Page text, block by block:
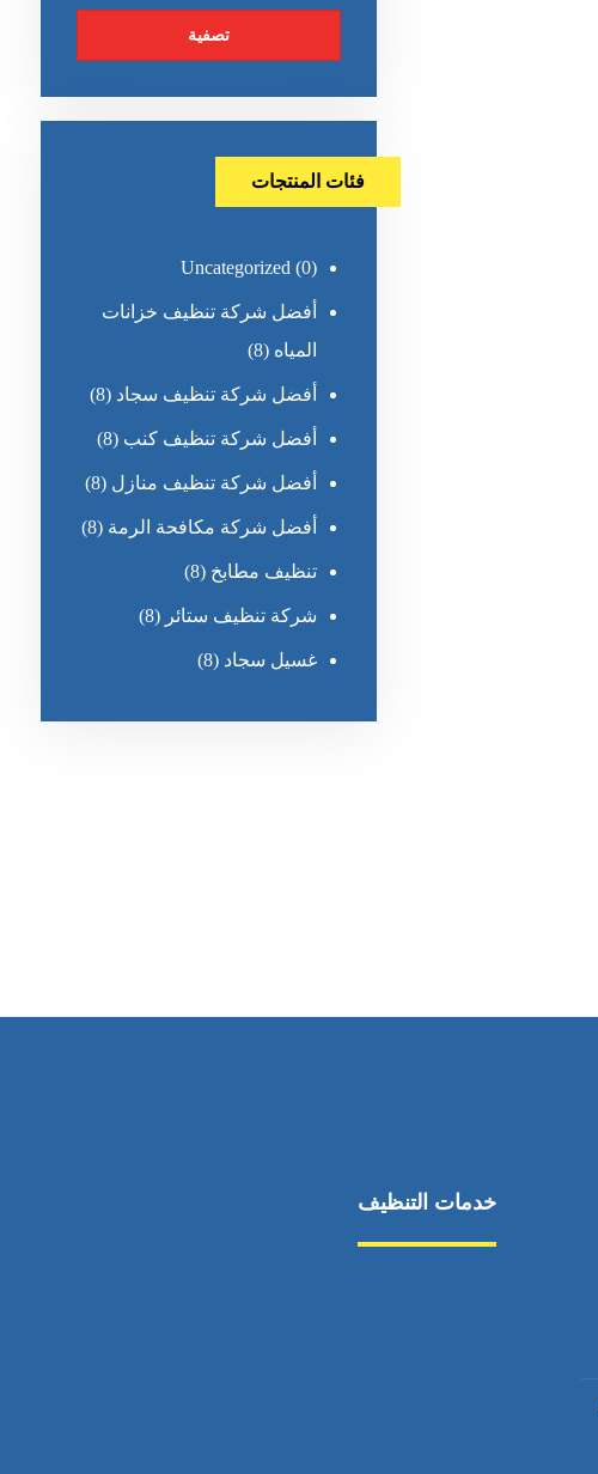
تصفية
فئات المنتجات
Uncategorized (0)
أفضل شركة تنظيف خزانات
المياه (8)
أفضل شركة تنظيف سجاد (8)
أفضل شركة تنظيف كنب (8)
أفضل شركة تنظيف منازل (8)
أفضل شركة مكافحة الرمة (8)
تنظيف مطابخ (8)
شركة تنظيف ستائر (8)
غسيل سجاد (8)
خدمات التنظيف